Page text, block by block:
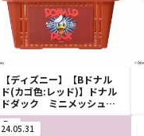
【ディズニー】【Bドナル
ド(カゴ色:レッド)】ドナル
ドダック ミニメッシュカ
ゴ
24.05.31